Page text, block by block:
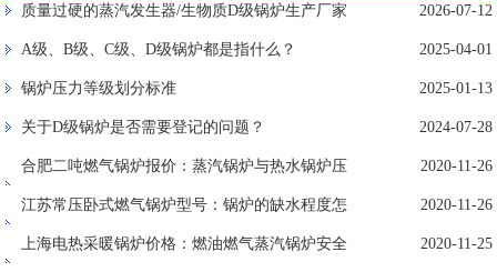
质量过硬的蒸汽发生器/生物质D级锅炉生产厂家 2026-07-12
A级、B级、C级、D级锅炉都是指什么？ 2025-04-01
锅炉压力等级划分标准 2025-01-13
关于D级锅炉是否需要登记的问题？ 2024-07-28
合肥二吨燃气锅炉报价：蒸汽锅炉与热水锅炉压
火操作的异同点
2020-11-26
江苏常压卧式燃气锅炉型号：锅炉的缺水程度怎
样才能鉴别出来
2020-11-26
上海电热采暖锅炉价格：燃油燃气蒸汽锅炉安全 2020-11-25